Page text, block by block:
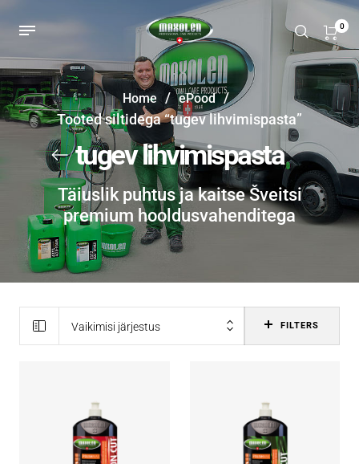
0
Home / ePood /
Tooted siltidega “tugev lihvimispasta”
tugev lihvimispasta
Täiuslik puhtus ja kaitse Šveitsi
premium hooldusvahenditega
Vaikimisi järjestus FILTERS